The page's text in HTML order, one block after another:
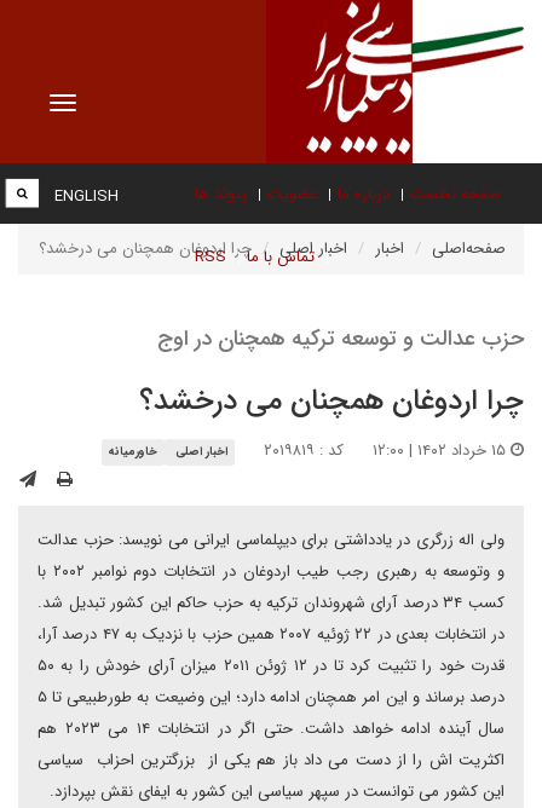
Toggle
صفحه نخست درباره ما عضویت پیوند ها
تماس با ما RSS
ENGLISH
صفحه‌اصلی اخبار اخبار اصلی چرا اردوغان همچنان می درخشد؟
حزب عدالت و توسعه ترکیه همچنان در اوج
چرا اردوغان همچنان می درخشد؟
کد : ۲۰۱۹۸۱۹ اخبار اصلی خاورمیانه
ولی اله زرگری در یادداشتی برای دیپلماسی ایرانی می نویسد: حزب عدالت
و وتوسعه به رهبری رجب طیب اردوغان در انتخابات دوم نوامبر ۲۰۰۲ با
کسب ۳۴ درصد آرای شهروندان ترکیه به حزب حاکم این کشور تبدیل شد.
در انتخابات بعدی در ۲۲ ژوئیه ۲۰۰۷ همین حزب با نزدیک به ۴۷ درصد آرا،
قدرت خود را تثبیت کرد تا در ۱۲ ژوئن ۲۰۱۱ میزان آرای خودش را به ۵۰
درصد برساند و این امر همچنان ادامه دارد؛ این وضیعت به طورطبیعی تا ۵
سال آینده ادامه خواهد داشت. حتی اگر در انتخابات ۱۴ می ۲۰۲۳ هم
اکثریت اش را از دست می داد باز هم یکی از بزرگترین احزاب سیاسی
این کشور می توانست در سپهر سیاسی این کشور به ایفای نقش بپردازد.